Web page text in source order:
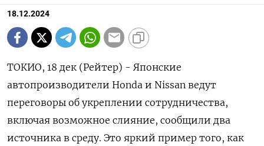
18.12.2024
ТОКИО, 18 дек (Рейтер) - Японские
автопроизводители Honda и Nissan ведут
переговоры об укреплении сотрудничества,
включая возможное слияние, сообщили два
источника в среду. Это яркий пример того, как